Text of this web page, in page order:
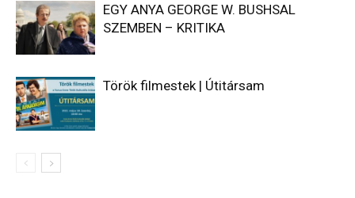
EGY ANYA GEORGE W. BUSHSAL
SZEMBEN – KRITIKA
Török filmestek | Útitársam